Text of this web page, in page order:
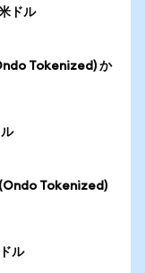
ドル
Tokenized) か
Tokenized)
ル